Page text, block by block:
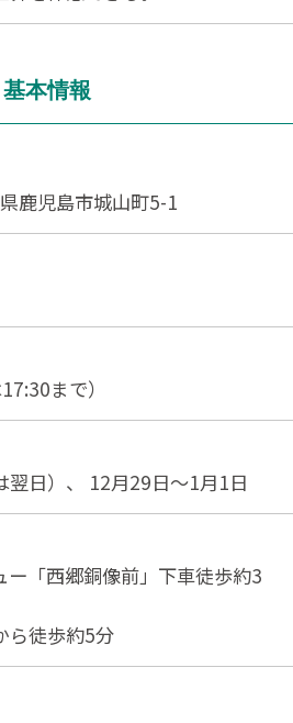
基本情報
鹿児島市城山町5-1
まで）
翌日）、 12月29日～1月1日
ー「西郷銅像前」下車徒歩約3
ら徒歩約5分